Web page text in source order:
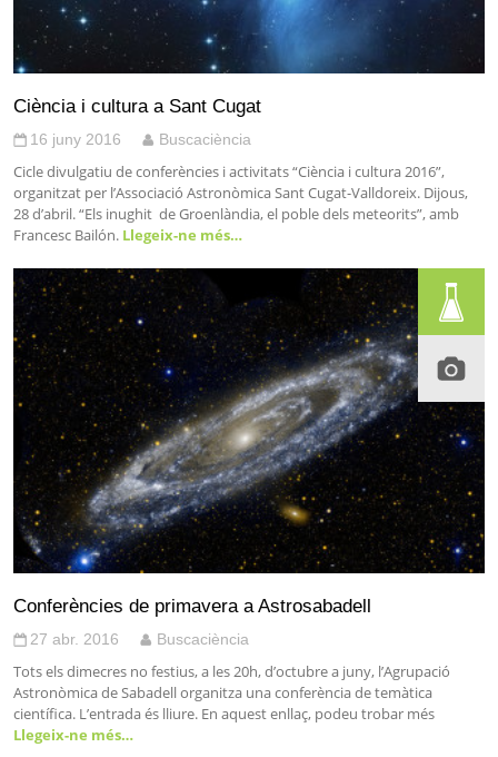
Ciència i cultura a Sant Cugat
16 juny 2016 Buscaciència
Cicle divulgatiu de conferències i activitats “Ciència i cultura 2016”,
organitzat per l’Associació Astronòmica Sant Cugat-Valldoreix. Dijous,
28 d’abril. “Els inughit de Groenlàndia, el poble dels meteorits”, amb
Francesc Bailón. Llegeix-ne més…
Conferències de primavera a Astrosabadell
27 abr. 2016 Buscaciència
Tots els dimecres no festius, a les 20h, d’octubre a juny, l’Agrupació
Astronòmica de Sabadell organitza una conferència de temàtica
científica. L’entrada és lliure. En aquest enllaç, podeu trobar més
Llegeix-ne més…